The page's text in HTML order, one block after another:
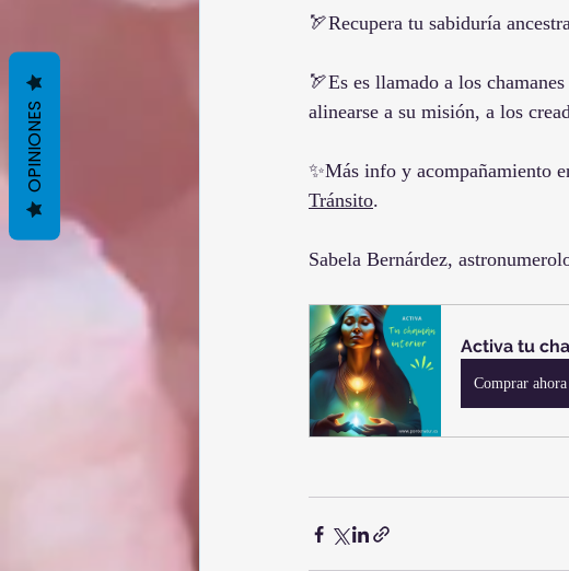
🏹Recupera tu sabiduría
🏹Es es llamado a los
alinearse a su misión, a los
✨Más info y acompañamiento
Tránsito.
Sabela Bernárdez,
Activa tu
Comprar ahora
OPINIONES